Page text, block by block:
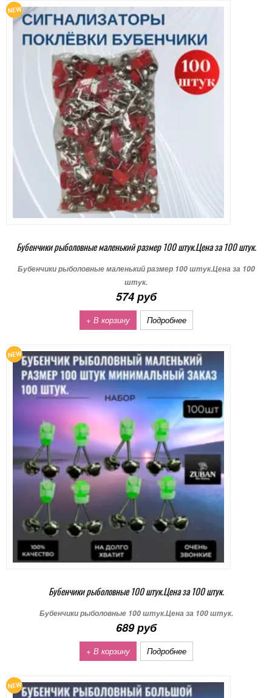
Бубенчики рыболовные маленький размер 100 штук.Цена за 100 штук.
Бубенчики рыболовные маленький размер 100 штук.Цена за 100
штук.
574 руб
+ В корзину Подробнее
Бубенчики рыболовные 100 штук.Цена за 100 штук.
Бубенчики рыболовные 100 штук.Цена за 100 штук.
689 руб
+ В корзину Подробнее